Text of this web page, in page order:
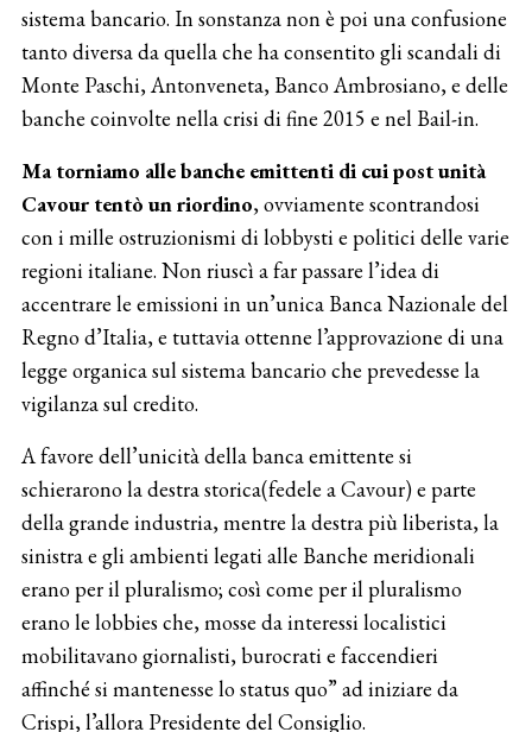
sistema bancario. In sonstanza non è poi una confusione
tanto diversa da quella che ha consentito gli scandali di
Monte Paschi, Antonveneta, Banco Ambrosiano, e delle
banche coinvolte nella crisi di fine 2015 e nel Bail-in.
Ma torniamo alle banche emittenti di cui post unità
Cavour tentò un riordino, ovviamente scontrandosi
con i mille ostruzionismi di lobbysti e politici delle varie
regioni italiane. Non riuscì a far passare l’idea di
accentrare le emissioni in un’unica Banca Nazionale del
Regno d’Italia, e tuttavia ottenne l’approvazione di una
legge organica sul sistema bancario che prevedesse la
vigilanza sul credito.
A favore dell’unicità della banca emittente si
schierarono la destra storica(fedele a Cavour) e parte
della grande industria, mentre la destra più liberista, la
sinistra e gli ambienti legati alle Banche meridionali
erano per il pluralismo; così come per il pluralismo
erano le lobbies che, mosse da interessi localistici
mobilitavano giornalisti, burocrati e faccendieri
affinché si mantenesse lo status quo” ad iniziare da
Crispi, l’allora Presidente del Consiglio.